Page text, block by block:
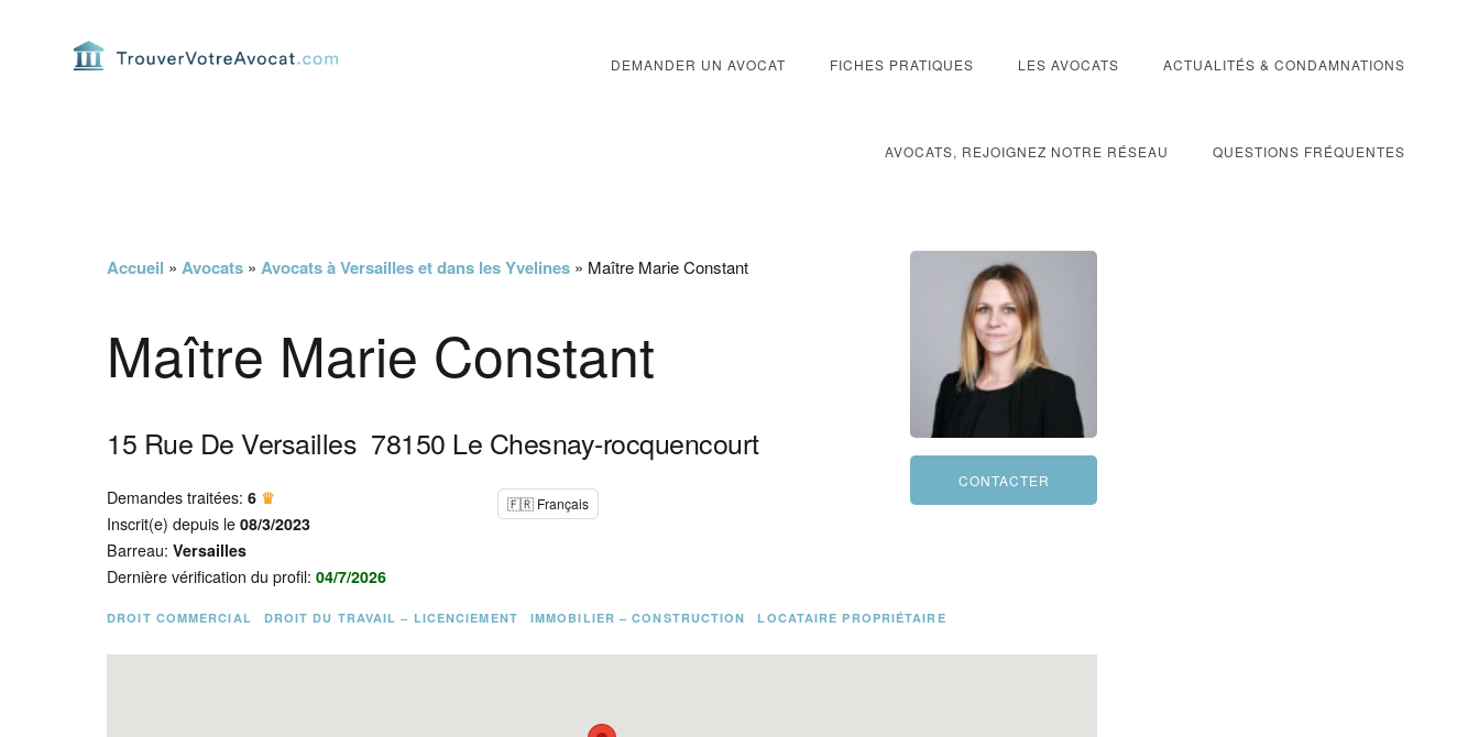
DEMANDER UN AVOCAT FICHES PRATIQUES LES AVOCATS ACTUALITÉS & CONDAMNATIONS
AVOCATS, REJOIGNEZ NOTRE RÉSEAU QUESTIONS FRÉQUENTES
Accueil » Avocats » Avocats à Versailles et dans les Yvelines » Maître Marie Constant
Maître Marie Constant
15 Rue De Versailles 78150 Le Chesnay-rocquencourt
Demandes traitées:6 ♛
Inscrit(e) depuis le08/3/2023
Barreau:Versailles
Dernière vérification du profil:04/7/2026
🇫🇷 Français
DROIT COMMERCIAL DROIT DU TRAVAIL – LICENCIEMENT IMMOBILIER – CONSTRUCTION LOCATAIRE PROPRIÉTAIRE